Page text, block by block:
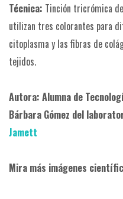
Técnica: Tinción tricrómica
utilizan tres colorantes para
citoplasma y las fibras de
tejidos.
Autora: Alumna de
Bárbara Gómez del
Jamett
Mira más imágenes